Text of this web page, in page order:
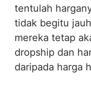
tentulah
tidak begitu
mereka tetap
dropship dan
daripada harga